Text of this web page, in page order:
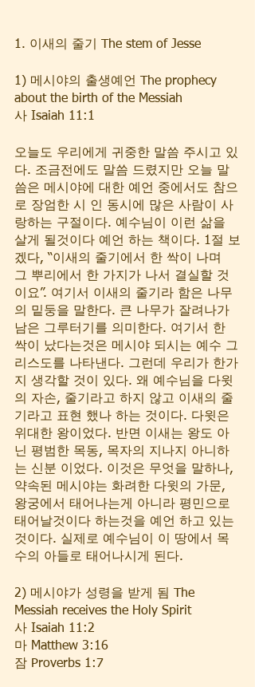
1. 이새의 줄기 The stem of Jesse
1) 메시야의 출생예언 The prophecy
about the birth of the Messiah
사 Isaiah 11:1
오늘도 우리에게 귀중한 말씀 주시고 있
다. 조금전에도 말씀 드렸지만 오늘 말
씀은 메시야에 대한 예언 중에서도 참으
로 장엄한 시 인 동시에 많은 사람이 사
랑하는 구절이다. 예수님이 이런 삶을
살게 될것이다 예언 하는 책이다. 1절 보
겠다, “이새의 줄기에서 한 싹이 나며
그 뿌리에서 한 가지가 나서 결실할 것
이요”. 여기서 이새의 줄기라 함은 나무
의 밑둥을 말한다. 큰 나무가 잘려나가
남은 그루터기를 의미한다. 여기서 한
싹이 났다는것은 메시야 되시는 예수 그
리스도를 나타낸다. 그런데 우리가 한가
지 생각할 것이 있다. 왜 예수님을 다윗
의 자손, 줄기라고 하지 않고 이새의 줄
기라고 표현 했나 하는 것이다. 다윗은
위대한 왕이었다. 반면 이새는 왕도 아
닌 평범한 목동, 목자의 지나지 아니하
는 신분 이었다. 이것은 무엇을 말하나,
약속된 메시야는 화려한 다윗의 가문,
왕궁에서 태어나는게 아니라 평민으로
태어날것이다 하는것을 예언 하고 있는
것이다. 실제로 예수님이 이 땅에서 목
수의 아들로 태어나시게 된다.
2) 메시야가 성령을 받게 됨 The
Messiah receives the Holy Spirit
사 Isaiah 11:2
마 Matthew 3:16
잠 Proverbs 1:7